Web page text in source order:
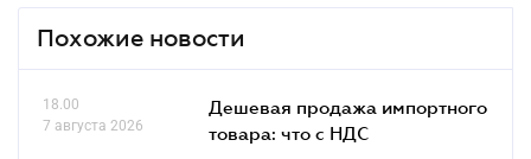
Похожие новости
18.00
7 августа 2026
Дешевая продажа импортного
товара: что c НДС